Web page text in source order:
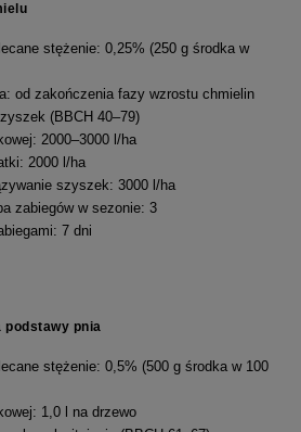
stężenie: 0,25% (250 g środka w
od zakończenia fazy wzrostu chmielin
(BBCH 40–79)
2000–3000 l/ha
2000 l/ha
szyszek: 3000 l/ha
zabiegów w sezonie: 3
7 dni
podstawy pnia
stężenie: 0,5% (500 g środka w 100
1,0 l na drzewo